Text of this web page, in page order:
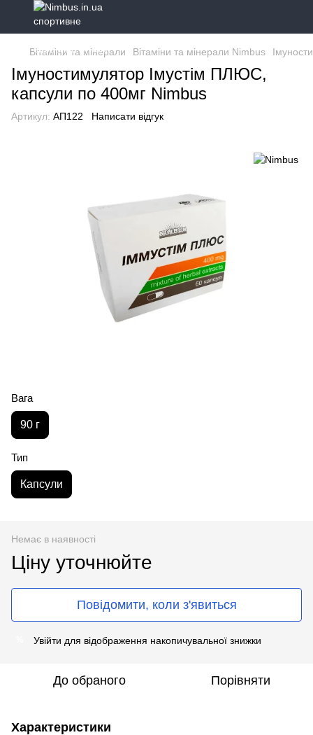
Вітаміни та мінерали Вітаміни та мінерали Nimbus
Імуностимулятор Імустім ПЛЮС,
капсули по 400мг Nimbus
Артикул: АП122 Написати відгук
Вага
90 г
Тип
Капсули
Немає в наявності
Ціну уточнюйте
Повідомити, коли з'явиться
Увійти для відображення накопичувальної знижки
До обраного Порівняти
Характеристики